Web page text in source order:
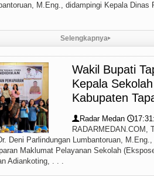
M.Eng., didampingi Kepala Dinas
Selengkapnya▸
Wakil Bupati
Kepala
Kabupaten
👤 Radar Medan 🕔
RADARMEDAN.COM,
Deni Parlindungan Lumbantoruan,
Maklumat Pelayanan Sekolah
Adiankoting, . . .